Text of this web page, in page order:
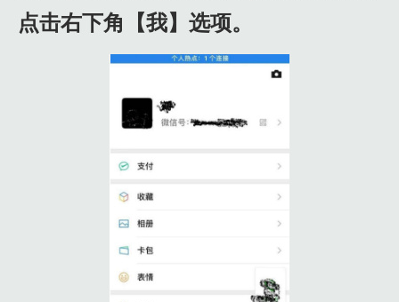
点击右下角【我】选项。